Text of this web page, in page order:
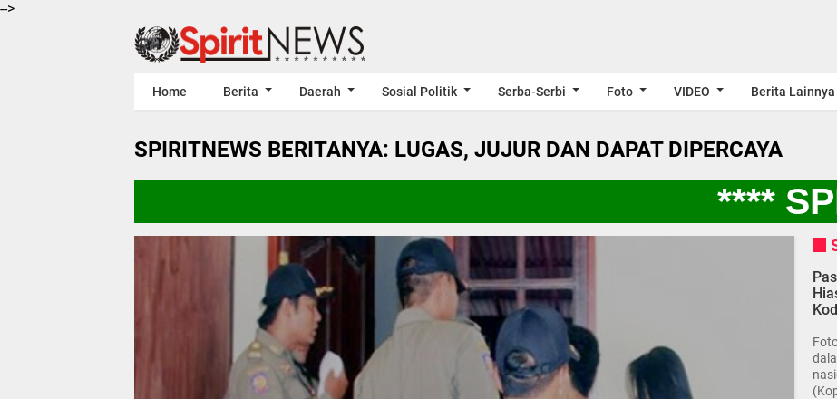
-->
Home Berita Daerah Sosial Politik Serba-Serbi Foto VIDEO Berita Lainnya
SPIRITNEWS BERITANYA: LUGAS, JUJUR DAN DAPAT DIPERCAYA
****